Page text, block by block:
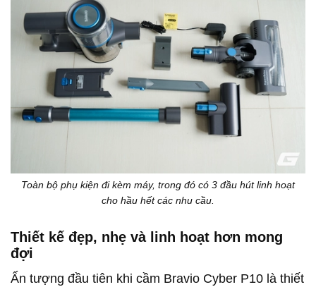
Toàn bộ phụ kiện đi kèm máy, trong đó có 3 đầu hút linh hoạt
cho hầu hết các nhu cầu.
Thiết kế đẹp, nhẹ và linh hoạt hơn mong
đợi
Ấn tượng đầu tiên khi cầm Bravio Cyber P10 là thiết